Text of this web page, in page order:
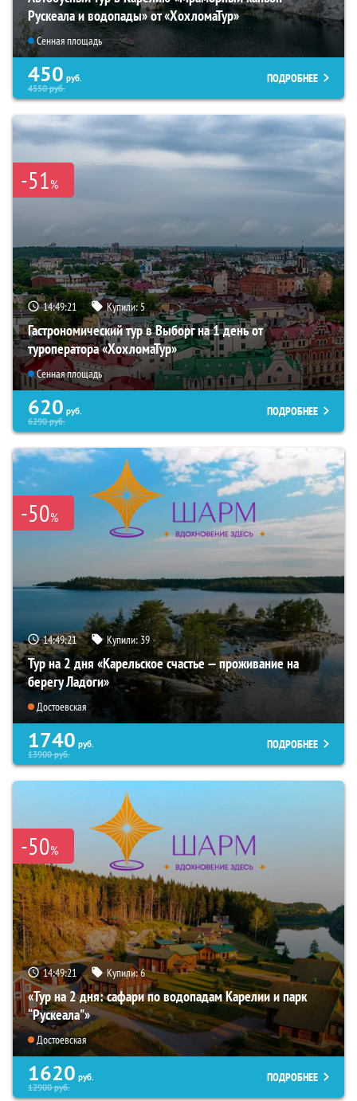
Рускеала и водопады» от «ХохломаТур»
Сенная площадь
450 руб.
4550руб.
ПОДРОБНЕЕ
-51%
14:49:19 Купили:5
Гастрономический тур в Выборг на 1 день от
туроператора «ХохломаТур»
Сенная площадь
620 руб.
6290руб.
ПОДРОБНЕЕ
-50%
14:49:19 Купили:39
Тур на 2 дня «Карельское счастье — проживание на
берегу Ладоги»
Достоевская
1740 руб.
13900руб.
ПОДРОБНЕЕ
-50%
14:49:19 Купили:6
«Тур на 2 дня: сафари по водопадам Карелии и парк
“Рускеала"»
Достоевская
1620 руб.
12900руб.
ПОДРОБНЕЕ